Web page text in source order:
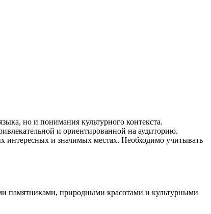
но и понимания культурного контекста.
и ориентированной на аудиторию.
интересных и значимых местах. Необходимо учитывать
памятниками, природными красотами и культурными